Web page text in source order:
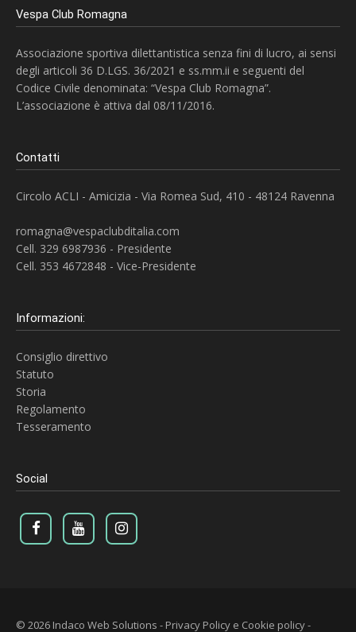
Vespa Club Romagna
Associazione sportiva dilettantistica senza fini di lucro, ai sensi
degli articoli 36 D.LGS. 36/2021 e ss.mm.ii e seguenti del
Codice Civile denominata: “Vespa Club Romagna”.
L’associazione è attiva dal 08/11/2016.
Contatti
Circolo ACLI - Amicizia - Via Romea Sud, 410 - 48124 Ravenna
romagna@vespaclubditalia.com
Cell. 329 6987936 - Presidente
Cell. 353 4672848 - Vice-Presidente
Informazioni:
Consiglio direttivo
Statuto
Storia
Regolamento
Tesseramento
Social
© 2026 Indaco Web Solutions - Privacy Policy e Cookie policy-